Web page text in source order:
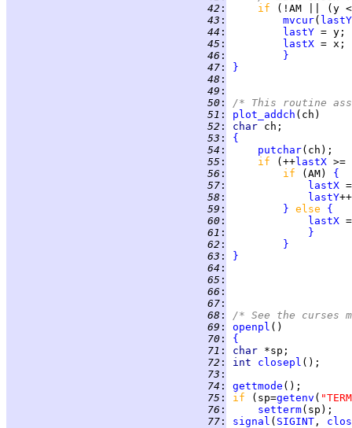
  42
: if
(!AM || (y
  43
: mvcur( lastY
  44
: lastY
  45
: lastX
  46
:
}
  47
:
}
  48
:
  49
:
  50
:
/* This routine
  51
: plot_addch
  52
: char
  53
:
{
  54
: putchar
  55
: if (++lastX >=
  56
: if (AM) {
  57
: lastX
  58
:
lastY
  59
: } else {
  60
: lastX
  61
:
}
  62
:
}
  63
:
}
  64
:
  65
:
  66
:
  67
:
  68
:
/* See the curses
  69
: openpl
  70
:
{
  71
: char
  72
: int closepl
  73
:
  74
: gettmode
  75
: if (sp=getenv (
  76
: setterm
  77
: signal ( SIGINT ,